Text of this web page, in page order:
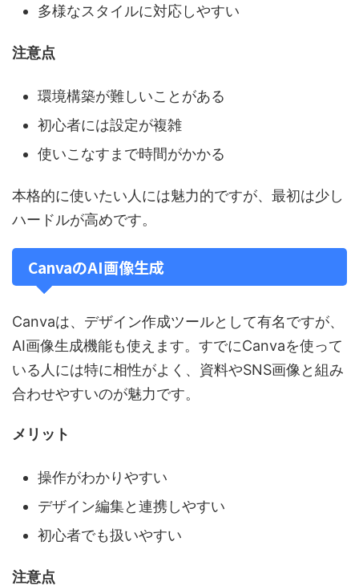
多様なスタイルに対応しやすい
注意点
環境構築が難しいことがある
初心者には設定が複雑
使いこなすまで時間がかかる
本格的に使いたい人には魅力的ですが、最初は少し
ハードルが高めです。
CanvaのAI画像生成
Canvaは、デザイン作成ツールとして有名ですが、
AI画像生成機能も使えます。すでにCanvaを使って
いる人には特に相性がよく、資料やSNS画像と組み
合わせやすいのが魅力です。
メリット
操作がわかりやすい
デザイン編集と連携しやすい
初心者でも扱いやすい
注意点